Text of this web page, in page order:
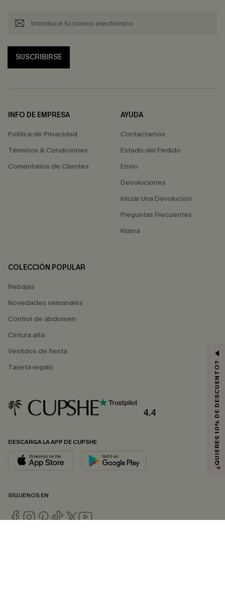
SUSCRIBIRSE
INFO DE EMPRESA
Política de Privacidad
Términos & Condiciones
Comentarios de Clientes
AYUDA
Contactarnos
Estado del Pedido
Envío
Devoluciones
Iniciar Una Devolución
Preguntas Frecuentes
Klarna
COLECCIÓN POPULAR
Rebajas
Novedades semanales
Control de abdomen
Cintura alta
Vestidos de fiesta
Tarjeta regalo
4.4
DESCARGA LA APP DE CUPSHE
SÍGUENOS EN
¿QUIERES 10% DE DESCUENTO?